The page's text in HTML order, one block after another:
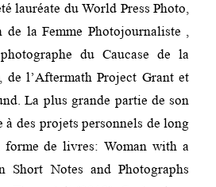
lauréate du World Press Photo,
de la Femme Photojournaliste ,
du Caucase de la
de l’Aftermath Project Grant et
La plus grande partie de son
à des projets personnels de long
forme de livres: Woman with a
Short Notes and Photographs